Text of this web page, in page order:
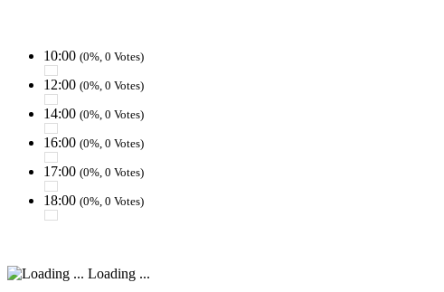
10:00 (0%, 0 Votes)
12:00 (0%, 0 Votes)
14:00 (0%, 0 Votes)
16:00 (0%, 0 Votes)
17:00 (0%, 0 Votes)
18:00 (0%, 0 Votes)
Loading ...